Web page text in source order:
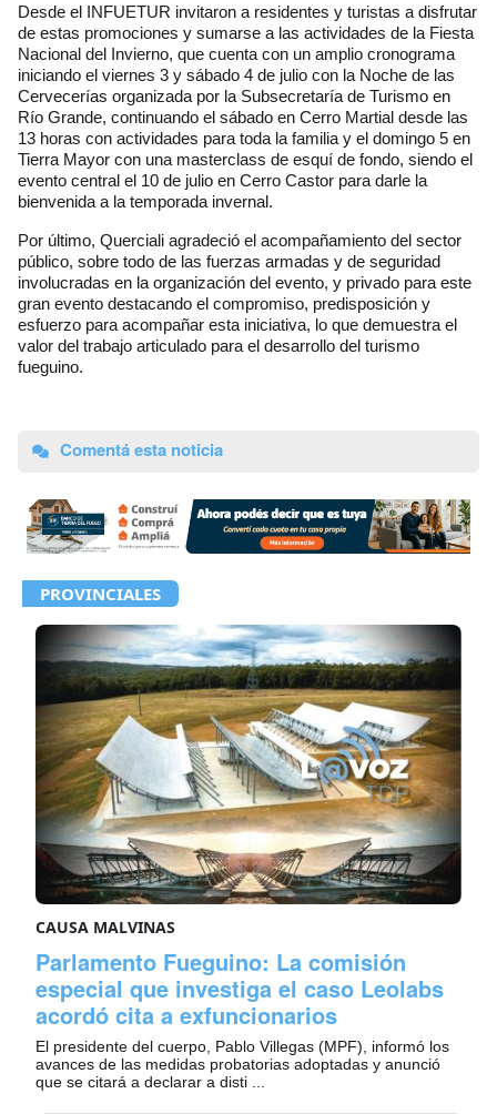
Desde el INFUETUR invitaron a residentes y turistas a disfrutar
de estas promociones y sumarse a las actividades de la Fiesta
Nacional del Invierno, que cuenta con un amplio cronograma
iniciando el viernes 3 y sábado 4 de julio con la Noche de las
Cervecerías organizada por la Subsecretaría de Turismo en
Río Grande, continuando el sábado en Cerro Martial desde las
13 horas con actividades para toda la familia y el domingo 5 en
Tierra Mayor con una masterclass de esquí de fondo, siendo el
evento central el 10 de julio en Cerro Castor para darle la
bienvenida a la temporada invernal.
Por último, Querciali agradeció el acompañamiento del sector
público, sobre todo de las fuerzas armadas y de seguridad
involucradas en la organización del evento, y privado para este
gran evento destacando el compromiso, predisposición y
esfuerzo para acompañar esta iniciativa, lo que demuestra el
valor del trabajo articulado para el desarrollo del turismo
fueguino.
Comentá esta noticia
PROVINCIALES
CAUSA MALVINAS
Parlamento Fueguino: La comisión
especial que investiga el caso Leolabs
acordó cita a exfuncionarios
El presidente del cuerpo, Pablo Villegas (MPF), informó los
avances de las medidas probatorias adoptadas y anunció
que se citará a declarar a disti ...